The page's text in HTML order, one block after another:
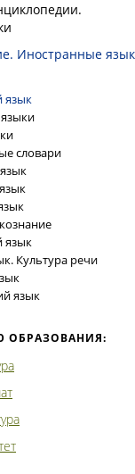
Иностранные
язык
словари
язык
Культура речи
язык
ОБРАЗОВАНИЯ: